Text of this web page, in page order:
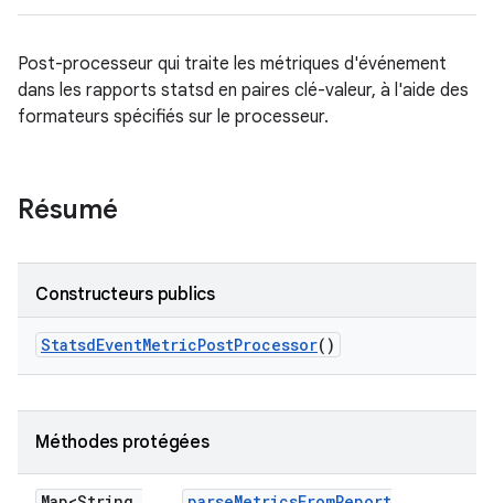
Post-processeur qui traite les métriques d'événement
dans les rapports statsd en paires clé-valeur, à l'aide des
formateurs spécifiés sur le processeur.
Résumé
Constructeurs publics
StatsdEventMetricPostProcessor()
Méthodes protégées